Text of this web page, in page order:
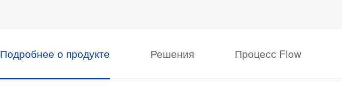
Подробнее о продукте Решения Процесс Flow